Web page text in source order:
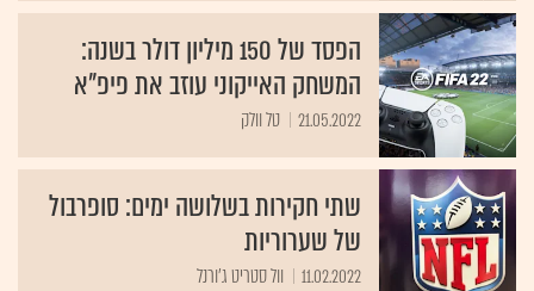
הפסד של 150 מיליון דולר בשנה:
המשחק האייקוני עוזב את פיפ"א
21.05.2022 טל וולק
שתי חקירות בשלושה ימים: סופרבול
של שערוריות
11.02.2022 וול סטריט ג'ורנל